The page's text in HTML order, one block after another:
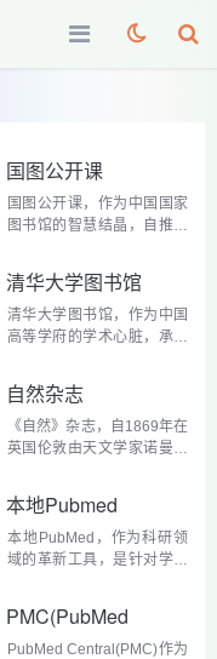
国图公开课
国图公开课，作为中国国家
图书馆的智慧结晶，自推出
宝库，向公众免费开放，旨
在传承与弘扬中华优秀传统
文化，同时普及科学与现代
知识。这个平台不仅...
清华大学图书馆
清华大学图书馆，作为中国
高等学府的学术心脏，承载
融。自1912年创立以来，它
不仅是知识的宝库，更是无
数学者和学子求知探索的圣
地。图书馆总面积超过...
自然杂志
《自然》杂志，自1869年在
英国伦敦由天文学家诺曼洛
是科学界的一块金字招牌，
更是全球科研人员梦寐以求
的发表平台。作为科学界最
权威的综合性期刊之一...
本地Pubmed
本地PubMed，作为科研领
域的革新工具，是针对学术
统。它由华中科技大学与济
南泉方科技有限公司等机构
PMC(PubMed
Central)
PubMed Central(PMC)作为